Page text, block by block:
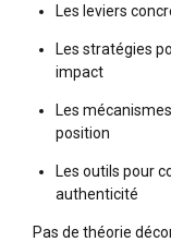
Les leviers
Les stratégies
impact
Les
position
Les outils pour
authenticité
Pas de théorie